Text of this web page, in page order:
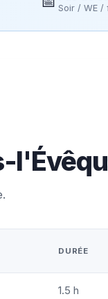
Soir / WE /
DURÉE
1.5 h